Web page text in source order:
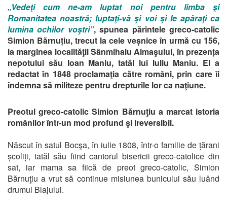
„Vedeţi cum ne-am luptat noi pentru limba şi
Romanitatea noastră; luptaţi-vă şi voi şi le apăraţi ca
lumina ochilor voştri”, spunea părintele greco-catolic
Simion Bărnuțiu, trecut la cele veșnice în urmă cu 156,
la marginea localităţii Sânmihaiu Almaşului, în prezența
nepotului său Ioan Maniu, tatăl lui Iuliu Maniu. El a
redactat în 1848 proclamaţia către români, prin care îi
îndemna să militeze pentru drepturile lor ca naţiune.
Preotul greco-catolic Simion Bărnuţiu a marcat istoria
românilor într-un mod profund şi ireversibil.
Născut în satul Bocşa, în iulie 1808, într-o familie de țărani
școliți, tatăl său fiind cantorul bisericii greco-catolice din
sat, iar mama sa fiică de preot greco-catolic, Simion
Bărnuţiu a vrut să continue misiunea bunicului său luând
drumul Blajului.